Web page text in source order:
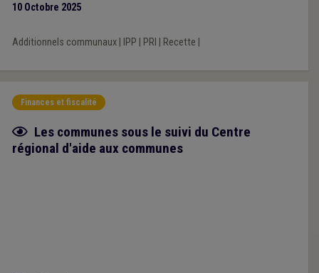
10 Octobre 2025
Additionnels communaux| IPP PRI Recette
Finances et fiscalité
Fiche focus
Les communes sous le suivi du Centre
régional d'aide aux communes